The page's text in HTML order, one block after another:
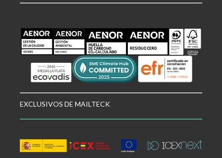
EXCLUSIVOS DE MAILTECK